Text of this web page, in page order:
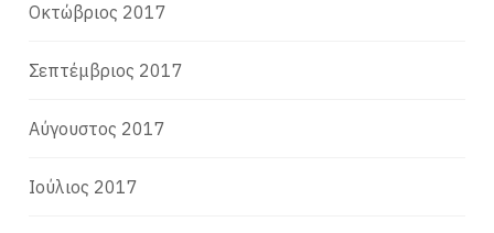
Οκτώβριος 2017
Σεπτέμβριος 2017
Αύγουστος 2017
Ιούλιος 2017